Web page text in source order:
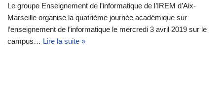
Le groupe Enseignement de l’informatique de l’IREM d’Aix-
Marseille organise la quatrième journée académique sur
l’enseignement de l’informatique le mercredi 3 avril 2019 sur le
campus… Lire la suite »